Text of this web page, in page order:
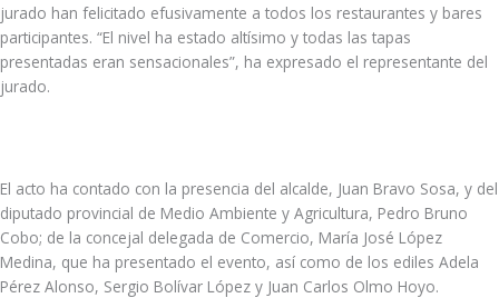
jurado han felicitado efusivamente a todos los restaurantes y bares
participantes. “El nivel ha estado altísimo y todas las tapas
presentadas eran sensacionales”, ha expresado el representante del
jurado.
El acto ha contado con la presencia del alcalde, Juan Bravo Sosa, y del
diputado provincial de Medio Ambiente y Agricultura, Pedro Bruno
Cobo; de la concejal delegada de Comercio, María José López
Medina, que ha presentado el evento, así como de los ediles Adela
Pérez Alonso, Sergio Bolívar López y Juan Carlos Olmo Hoyo.